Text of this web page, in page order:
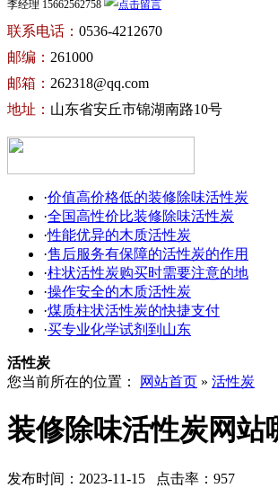
李经理 15662562758
联系电话： 0536-4212670
邮编： 261000
邮箱： 262318@qq.com
地址： 山东省安丘市锦湖南路10号
·价值高价格低的装修除味活性炭
·全国高性价比装修除味活性炭
·性能优异的木质活性炭
·售后服务有保障的活性炭的作用
·柱状活性炭购买时需要注意的地
·操作安全的木质活性炭
·煤质柱状活性炭的快捷支付
·买专业化学试剂到山东
活性炭
您当前所在的位置：
网站首页 » 活性炭
装修除味活性炭网站
发布时间：2023-11-15 点击率：957